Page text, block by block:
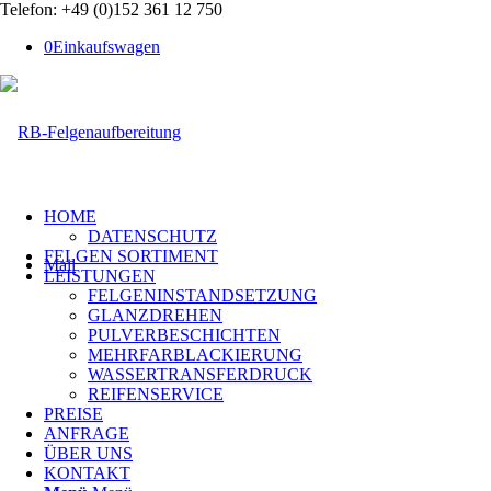
Telefon: +49 (0)152 361 12 750
0Einkaufswagen
Mail
HOME
DATENSCHUTZ
FELGEN SORTIMENT
LEISTUNGEN
FELGENINSTANDSETZUNG
GLANZDREHEN
PULVERBESCHICHTEN
MEHRFARBLACKIERUNG
WASSERTRANSFERDRUCK
REIFENSERVICE
PREISE
ANFRAGE
ÜBER UNS
KONTAKT